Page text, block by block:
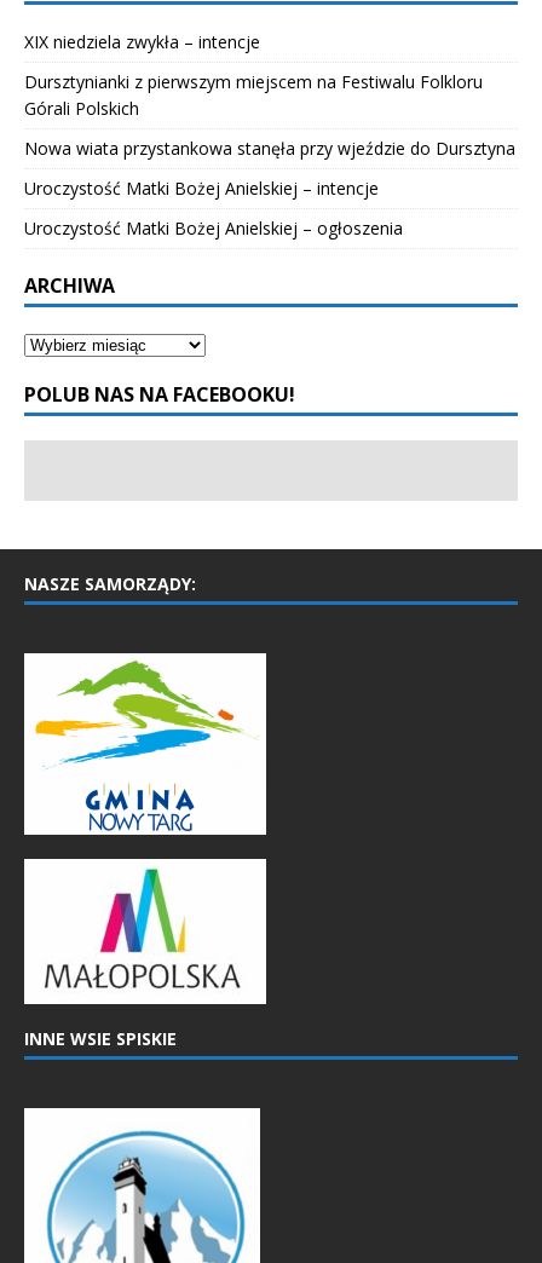
XIX niedziela zwykła – intencje
Dursztynianki z pierwszym miejscem na Festiwalu Folkloru
Górali Polskich
Nowa wiata przystankowa stanęła przy wjeździe do Dursztyna
Uroczystość Matki Bożej Anielskiej – intencje
Uroczystość Matki Bożej Anielskiej – ogłoszenia
ARCHIWA
POLUB NAS NA FACEBOOKU!
NASZE SAMORZĄDY:
INNE WSIE SPISKIE